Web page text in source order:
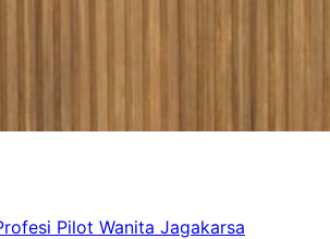
Pilot Wanita Jagakarsa